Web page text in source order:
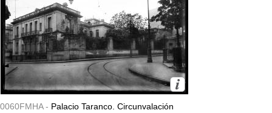
0060FMHA - Palacio Taranco. Circunvalación